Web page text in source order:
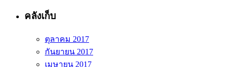
คลังเก็บ
ตุลาคม 2017
กันยายน 2017
เมษายน 2017